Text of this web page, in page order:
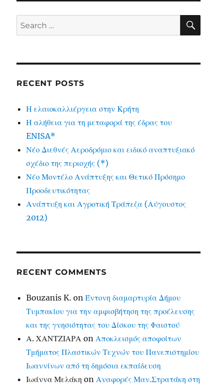
Search
for:
RECENT POSTS
Η ελαιοκαλλιέργεια στην Κρήτη
Η αλήθεια για τη μεταφορά της έδρας του
ENISA*
Νέο Διεθνές Αεροδρόμιο και ειδικό αναπτυξιακό
σχέδιο της περιοχής (*)
Νέο Μοντέλο Ανάπτυξης και Θετικό Πρόσημο
Προοδευτικότητας
Ανάπτυξη και Αγροτική Τράπεζα (Αύγουστος
2012)
RECENT COMMENTS
Bouzanis K. onΈντονη διαμαρτυρία Δήμου
Τυμπακίου για την αμφισβήτηση της προέλευσης
και της γνησιότητας του Δίσκου της Φαιστού
Α. ΧΑΝΤΖΙΑΡΑ onΑποκλεισμός αποφοίτων
Τμήματος Πλαστικών Τεχνών του Πανεπιστημίου
Ιωαννίνων από τη δημόσια εκπαίδευση
Ιωάννα Μελάκη onΑναφορές Μαν.Στρατάκη στη